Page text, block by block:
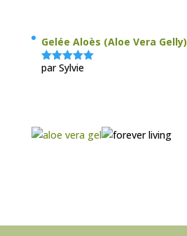
Gelée Aloès (Aloe Vera Gelly)
Note5sur
par Sylvie